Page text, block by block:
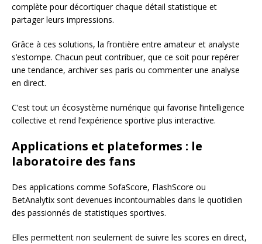
complète pour décortiquer chaque détail statistique et
partager leurs impressions.
Grâce à ces solutions, la frontière entre amateur et analyste
s’estompe. Chacun peut contribuer, que ce soit pour repérer
une tendance, archiver ses paris ou commenter une analyse
en direct.
C’est tout un écosystème numérique qui favorise l’intelligence
collective et rend l’expérience sportive plus interactive.
Applications et plateformes : le
laboratoire des fans
Des applications comme SofaScore, FlashScore ou
BetAnalytix sont devenues incontournables dans le quotidien
des passionnés de statistiques sportives.
Elles permettent non seulement de suivre les scores en direct,